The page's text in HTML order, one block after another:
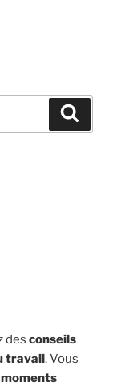
des conseils
travail. Vous
moments